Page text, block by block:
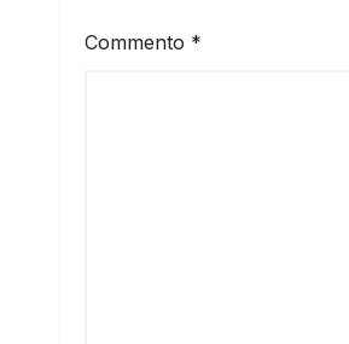
Commento *